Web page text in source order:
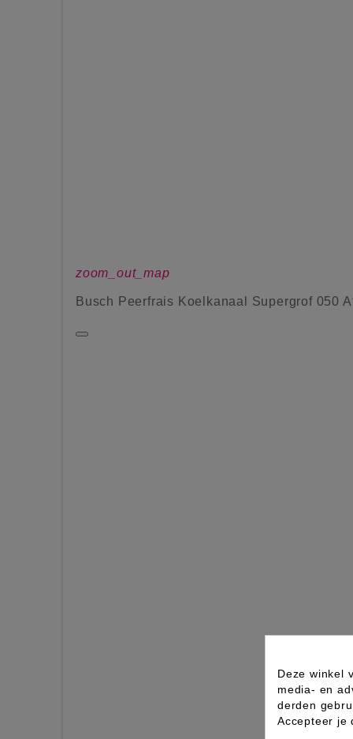
zoom_out_map
Busch Peerfrais Koelkanaal Supergrof 050
Deze winkel
media- en
derden
Accepteer je